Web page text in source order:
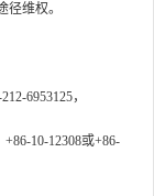
维权。
6953125，
10-12308或+86-